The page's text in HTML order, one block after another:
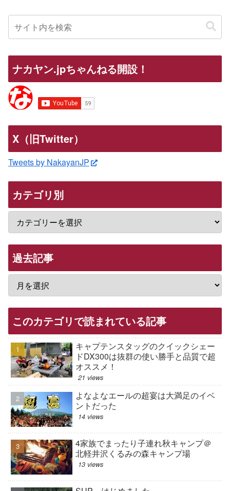
ナカヤン.jpちゃんねる開設！
X（旧Twitter）
Tweets by NakayanJP
カテゴリ別
過去記事
このカテゴリで読まれている記事
キャプテンスタッグのクイックシェー
ドDX300は抜群の使い勝手と品質で超
オススメ！
21 views
よなよなエールの超宴は大満足のイベ
ントだった
14 views
4家族でまったり子連れ秋キャンプ＠
北軽井沢くるみの森キャンプ場
13 views